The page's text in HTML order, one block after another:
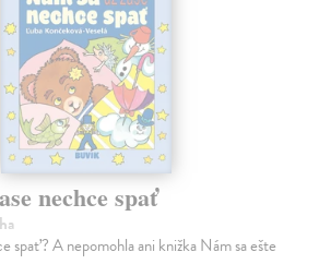
nechce spať
spať? A nepomohla ani knižka Nám sa ešte